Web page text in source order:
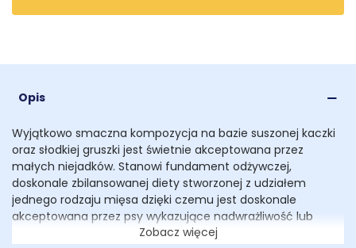
Opis
Wyjątkowo smaczna kompozycja na bazie suszonej kaczki
oraz słodkiej gruszki jest świetnie akceptowana przez
małych niejadków. Stanowi fundament odżywczej,
doskonale zbilansowanej diety stworzonej z udziałem
jednego rodzaju mięsa dzięki czemu jest doskonale
akceptowana przez psy wykazujące nadwrażliwość lub
alergię na pokarmy zawierające w składzie kilka źródeł
Zobacz więcej